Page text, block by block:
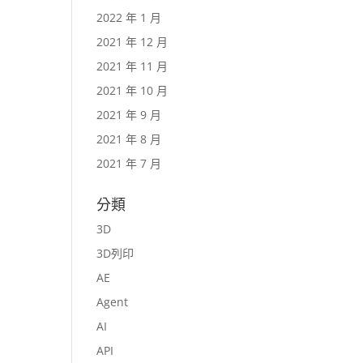
2022 年 1 月
2021 年 12 月
2021 年 11 月
2021 年 10 月
2021 年 9 月
2021 年 8 月
2021 年 7 月
分類
3D
3D列印
AE
Agent
AI
API